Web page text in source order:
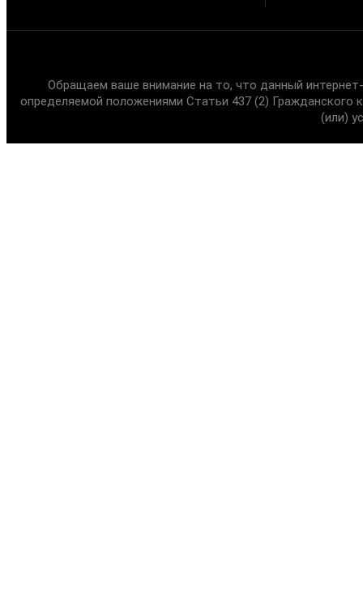
Обращаем ваше внимание на то, что данный
определяемой положениями Статьи 437 (2) Гражданского
(или)